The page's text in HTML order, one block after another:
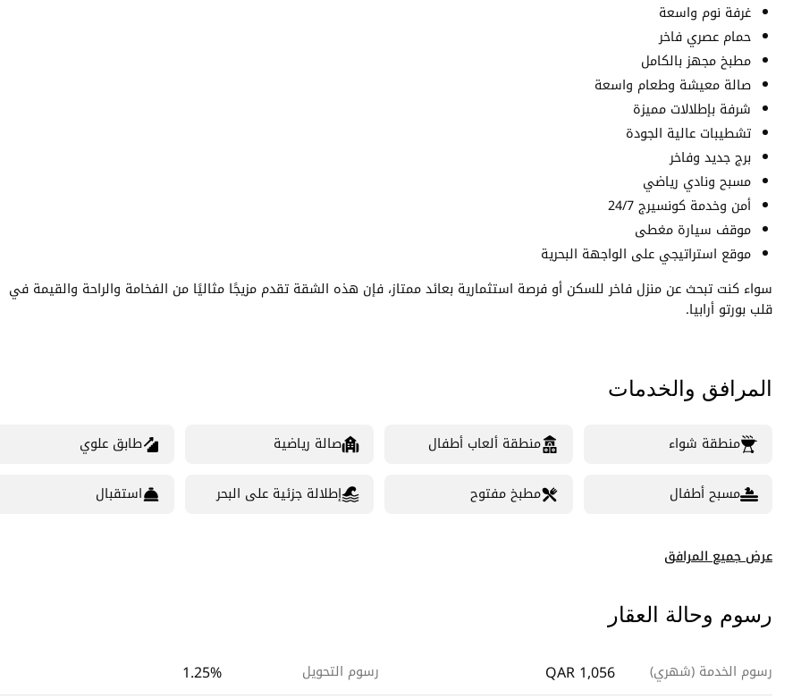
غرفة نوم واسعة
حمام عصري فاخر
مطبخ مجهز بالكامل
صالة معيشة وطعام واسعة
شرفة بإطلالات مميزة
تشطيبات عالية الجودة
برج جديد وفاخر
مسبح ونادي رياضي
أمن وخدمة كونسيرج 24/7
موقف سيارة مغطى
موقع استراتيجي على الواجهة البحرية
سواء كنت تبحث عن منزل فاخر للسكن أو فرصة استثمارية بعائد ممتاز، فإن هذه الشقة تقدم مزيجًا مثاليًا من الفخامة والراحة والقيمة في
قلب بورتو أرابيا.
المرافق والخدمات
منطقة شواء منطقة ألعاب أطفال صالة رياضية طابق علوي
مسبح أطفال مطبخ مفتوح إطلالة جزئية على البحر استقبال
عرض جميع المرافق
رسوم وحالة العقار
رسوم الخدمة (شهري) QAR 1,056 رسوم التحويل 1.25%